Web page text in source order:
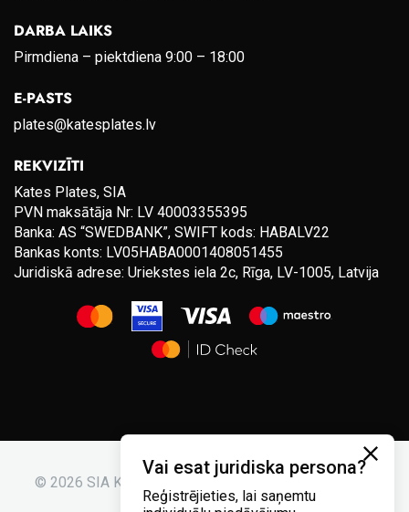
DARBA LAIKS
Pirmdiena – piektdiena 9:00 – 18:00
E-PASTS
plates@katesplates.lv
REKVIZĪTI
Kates Plates, SIA
PVN maksātāja Nr: LV 40003355395
Banka: AS “SWEDBANK”, SWIFT kods: HABALV22
Bankas konts: LV05HABA0001408051455
Juridiskā adrese: Uriekstes iela 2c, Rīga, LV-1005, Latvija
© 2026 SIA Kates plates. Visas tiesības aizsargātas.
Vai esat juridiska persona?
Reģistrējieties, lai saņemtu